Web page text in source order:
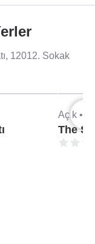
12012. Sokak
Açık •
The